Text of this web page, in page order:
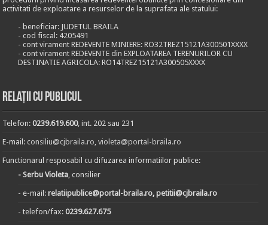
activitati de exploatare a resurselor de la suprafata ale statului:
- beneficiar: JUDETUL BRAILA
- cod fiscal: 4205491
- cont virament REDEVENTE MINIERE: RO32TREZ15121A300501XXXX
- cont virament REDEVENTE din EXPLOATAREA TERENURILOR CU
DESTINATIE AGRICOLA: RO14TREZ15121A300505XXXX
Relații cu publicul
Telefon:0239.619.600, int. 202 sau 231
E-mail:consiliu@cjbraila.ro,violeta@portal-braila.ro
Functionarul resposabil cu difuzarea informatiilor publice:
- Serbu Violeta, consilier
- e-mail:relatiipublice@portal-braila.ro, petitii@cjbraila.ro
- telefon/fax:0239.627.675